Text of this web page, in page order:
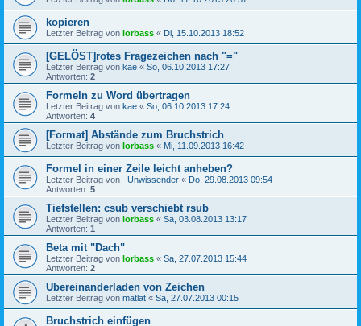
kopieren
Letzter Beitrag von lorbass « Di, 15.10.2013 18:52
[GELÖST]rotes Fragezeichen nach "="
Letzter Beitrag von kae « So, 06.10.2013 17:27
Antworten: 2
Formeln zu Word übertragen
Letzter Beitrag von kae « So, 06.10.2013 17:24
Antworten: 4
[Format] Abstände zum Bruchstrich
Letzter Beitrag von lorbass « Mi, 11.09.2013 16:42
Formel in einer Zeile leicht anheben?
Letzter Beitrag von _Unwissender « Do, 29.08.2013 09:54
Antworten: 5
Tiefstellen: csub verschiebt rsub
Letzter Beitrag von lorbass « Sa, 03.08.2013 13:17
Antworten: 1
Beta mit "Dach"
Letzter Beitrag von lorbass « Sa, 27.07.2013 15:44
Antworten: 2
Ubereinanderladen von Zeichen
Letzter Beitrag von matlat « Sa, 27.07.2013 00:15
Bruchstrich einfügen